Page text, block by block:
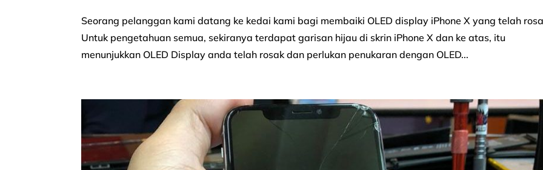
Seorang pelanggan kami datang ke kedai kami bagi membaiki OLED display iPhone X yang telah
Untuk pengetahuan semua, sekiranya terdapat garisan hijau di skrin iPhone X dan ke atas, itu
menunjukkan OLED Display anda telah rosak dan perlukan penukaran dengan OLED...